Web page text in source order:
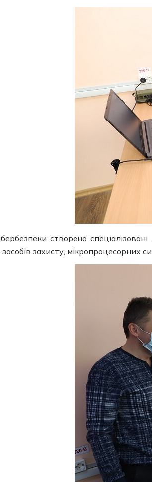
створено
захисту, мікропроцесорних